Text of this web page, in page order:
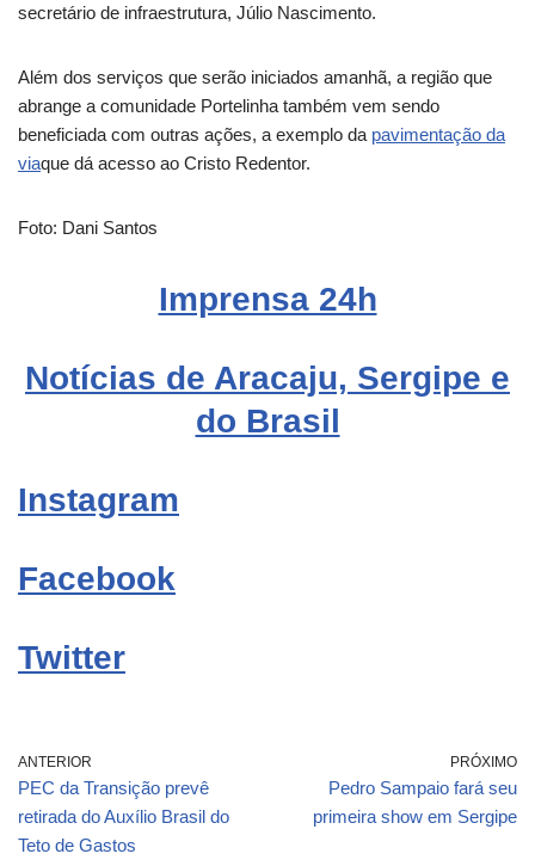
secretário de infraestrutura, Júlio Nascimento.
Além dos serviços que serão iniciados amanhã, a região que
abrange a comunidade Portelinha também vem sendo
beneficiada com outras ações, a exemplo da pavimentação da
viaque dá acesso ao Cristo Redentor.
Foto: Dani Santos
Imprensa 24h
Notícias de Aracaju, Sergipe e
do Brasil
Instagram
Facebook
Twitter
ANTERIOR
PEC da Transição prevê
retirada do Auxílio Brasil do
Teto de Gastos
PRÓXIMO
Pedro Sampaio fará seu
primeira show em Sergipe